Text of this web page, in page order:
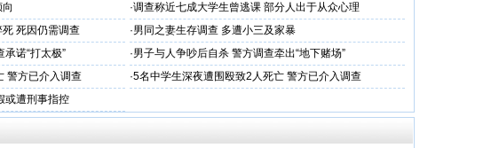
·调查称近七成大学生曾逃课 部分人出于从众心理
死因仍需调查 ·男同之妻生存调查 多遭小三及家暴
诺“打太极” ·男子与人争吵后自杀 警方调查牵出“地下赌场”
警方已介入调查 ·5名中学生深夜遭围殴致2人死亡 警方已介入调查
或遭刑事指控